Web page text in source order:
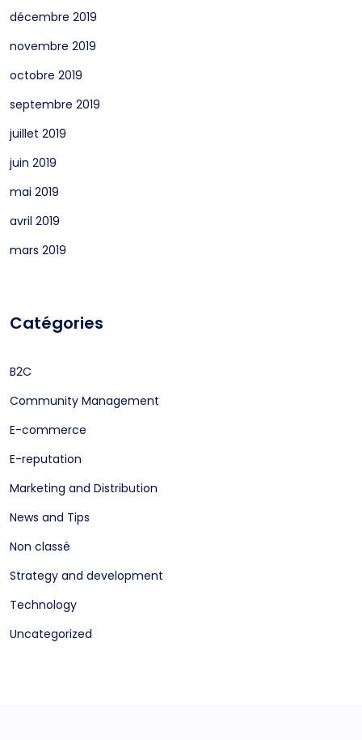
décembre 2019
novembre 2019
octobre 2019
septembre 2019
juillet 2019
juin 2019
mai 2019
avril 2019
mars 2019
Catégories
B2C
Community Management
E-commerce
E-reputation
Marketing and Distribution
News and Tips
Non classé
Strategy and development
Technology
Uncategorized